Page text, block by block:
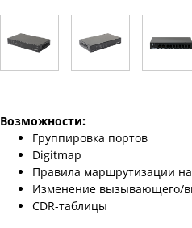
Возможности:
Группировка портов
Digitmap
Правила маршрутизации
Изменение вызывающего/
CDR-таблицы